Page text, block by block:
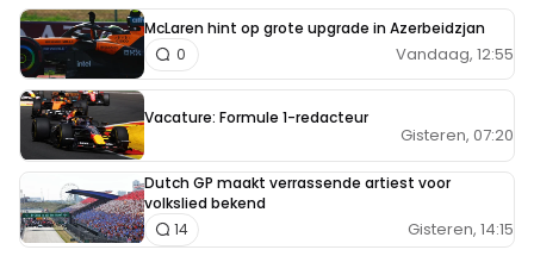
McLaren hint op grote upgrade in Azerbeidzjan
Vandaag, 12:55
0
Vacature: Formule 1-redacteur
Gisteren, 07:20
Dutch GP maakt verrassende artiest voor
volkslied bekend
Gisteren, 14:15
14